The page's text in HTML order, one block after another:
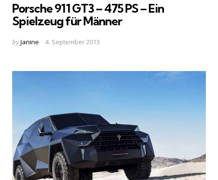
Porsche 911 GT3 – 475 PS – Ein
Spielzeug für Männer
Posted
byJanine 4. September 2013